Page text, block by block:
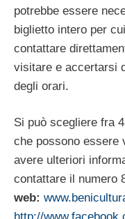
potrebbe essere
biglietto intero per
contattare
visitare e accertarsi
degli orari.
Si può scegliere fra
che possono essere
avere ulteriori
contattare il numero
web: